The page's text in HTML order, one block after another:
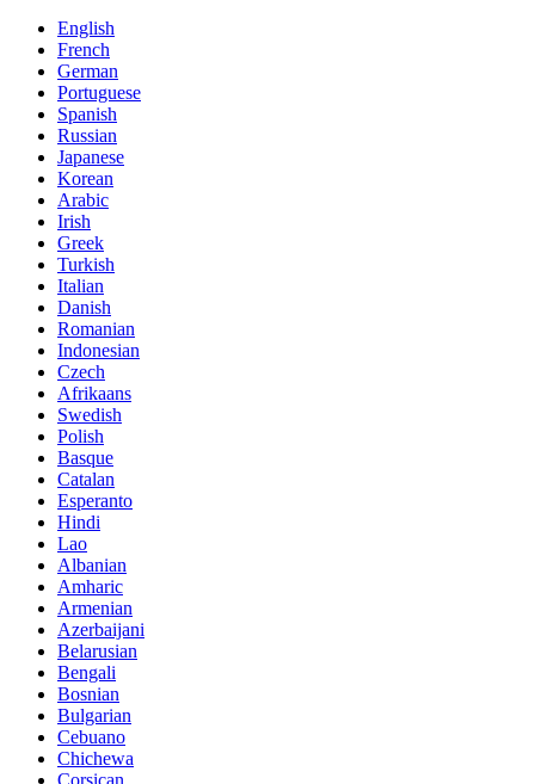
English
French
German
Portuguese
Spanish
Russian
Japanese
Korean
Arabic
Irish
Greek
Turkish
Italian
Danish
Romanian
Indonesian
Czech
Afrikaans
Swedish
Polish
Basque
Catalan
Esperanto
Hindi
Lao
Albanian
Amharic
Armenian
Azerbaijani
Belarusian
Bengali
Bosnian
Bulgarian
Cebuano
Chichewa